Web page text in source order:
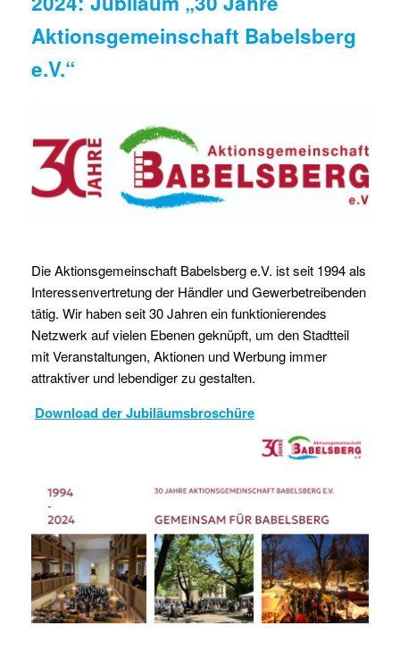
Aktionsgemeinschaft Babelsberg
e.V.“
Die Aktionsgemeinschaft Babelsberg e.V. ist seit 1994 als
Interessenvertretung der Händler und Gewerbetreibenden
tätig. Wir haben seit 30 Jahren ein funktionierendes
Netzwerk auf vielen Ebenen geknüpft, um den Stadtteil
mit Veranstaltungen, Aktionen und Werbung immer
attraktiver und lebendiger zu gestalten.
Download der Jubiläumsbroschüre